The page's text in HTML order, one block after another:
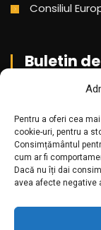
Pentru a oferi cea
cookie-uri, pentru a
Consimțământul
cum ar fi
Dacă nu îți dai
avea afecte negative
Consiliul
Buletin
Aboneaza-te
noastra!